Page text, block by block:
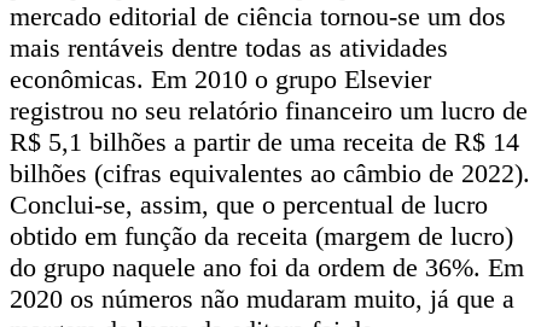
mercado editorial de ciência tornou-se um dos
mais rentáveis dentre todas as atividades
econômicas. Em 2010 o grupo Elsevier
registrou no seu relatório financeiro um lucro de
R$ 5,1 bilhões a partir de uma receita de R$ 14
bilhões (cifras equivalentes ao câmbio de 2022).
Conclui-se, assim, que o percentual de lucro
obtido em função da receita (margem de lucro)
do grupo naquele ano foi da ordem de 36%. Em
2020 os números não mudaram muito, já que a